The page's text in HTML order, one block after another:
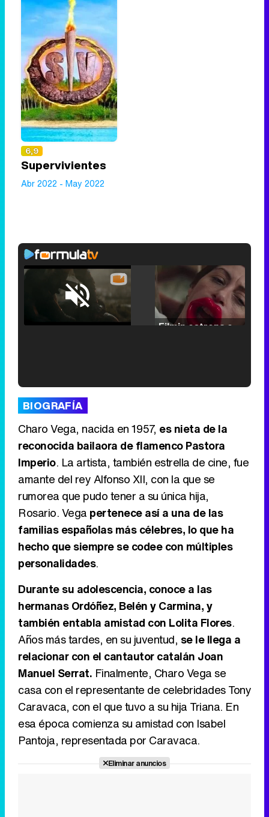
6,9
Supervivientes
Abr 2022 - May 2022
Unmute /
Loaded:
25.30%
Tráiler de '33 días', la nueva serie de Atresplayer con Julián Villagrán y José Manuel Poga
BIOGRAFÍA
Charo Vega, nacida en 1957, es nieta de la
reconocida bailaora de flamenco Pastora
Imperio. La artista, también estrella de cine, fue
amante del rey Alfonso XII, con la que se
rumorea que pudo tener a su única hija,
Rosario. Vega pertenece así a una de las
familias españolas más célebres, lo que ha
hecho que siempre se codee con múltiples
personalidades.
Durante su adolescencia, conoce a las
hermanas Ordóñez, Belén y Carmina, y
también entabla amistad con Lolita Flores.
Años más tardes, en su juventud, se le llega a
relacionar con el cantautor catalán Joan
Manuel Serrat. Finalmente, Charo Vega se
casa con el representante de celebridades Tony
Caravaca, con el que tuvo a su hija Triana. En
esa época comienza su amistad con Isabel
Pantoja, representada por Caravaca.
Eliminar anuncios